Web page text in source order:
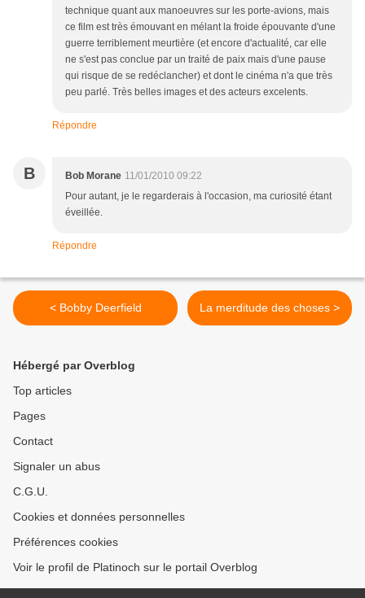
technique quant aux manoeuvres sur les porte-avions, mais
ce film est très émouvant en mélant la froide épouvante d'une
guerre terriblement meurtière (et encore d'actualité, car elle
ne s'est pas conclue par un traité de paix mais d'une pause
qui risque de se redéclancher) et dont le cinéma n'a que très
peu parlé. Très belles images et des acteurs excelents.
Répondre
B Bob Morane 11/01/2010 09:22
Pour autant, je le regarderais à l'occasion, ma curiosité étant
éveillée.
Répondre
< Bobby Deerfield La merditude des choses >
Hébergé par Overblog
Top articles
Pages
Contact
Signaler un abus
C.G.U.
Cookies et données personnelles
Préférences cookies
Voir le profil de Platinoch sur le portail Overblog